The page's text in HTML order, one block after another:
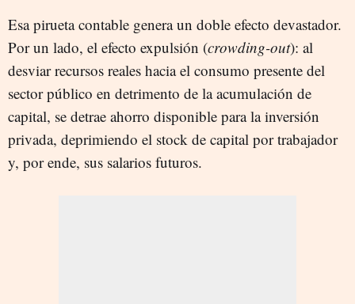
Esa pirueta contable genera un doble efecto devastador.
Por un lado, el efecto expulsión (crowding-out): al
desviar recursos reales hacia el consumo presente del
sector público en detrimento de la acumulación de
capital, se detrae ahorro disponible para la inversión
privada, deprimiendo el stock de capital por trabajador
y, por ende, sus salarios futuros.